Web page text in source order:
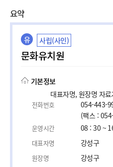
요약
유 사립(사인)
문화유치원
기본정보
대표자명, 원장명 자
전화번호
054-443-
(팩스 :
운영시간 08 : 30 ~
대표자명 강성구
원장명 강성구